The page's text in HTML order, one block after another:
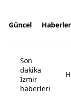
Güncel Haberler
Son
dakika
İzmir
haberleri